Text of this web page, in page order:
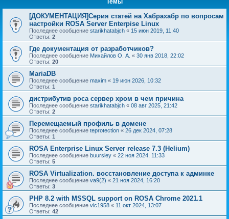
Темы
[ДОКУМЕНТАЦИЯ]Серия статей на Хабрахабр по вопросам
настройки ROSA Server Enterpise Linux
Последнее сообщение starikhatabjch « 15 июн 2019, 11:40
Ответы: 2
Где документация от разработчиков?
Последнее сообщение Михайлов О. А. « 30 янв 2018, 22:02
Ответы: 20
MariaDB
Последнее сообщение maxim « 19 июн 2026, 10:32
Ответы: 1
дистрибутив роса сервер хром в чем причина
Последнее сообщение starikhatabjch « 08 авг 2025, 21:42
Ответы: 2
Перемещаемый профиль в домене
Последнее сообщение teprotection « 26 дек 2024, 07:28
Ответы: 1
ROSA Enterprise Linux Server release 7.3 (Helium)
Последнее сообщение buursley « 22 ноя 2024, 11:33
Ответы: 5
ROSA Virtualization. восстановление доступа к админке
Последнее сообщение va9(2) « 21 ноя 2024, 16:20
Ответы: 3
PHP 8.2 with MSSQL support on ROSA Chrome 2021.1
Последнее сообщение vic1958 « 11 окт 2024, 13:07
Ответы: 42